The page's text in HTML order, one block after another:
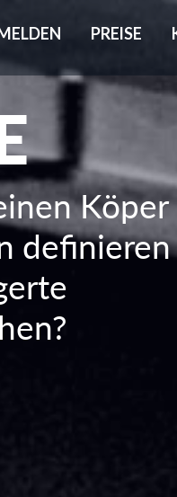
PREISE
Köper
definieren